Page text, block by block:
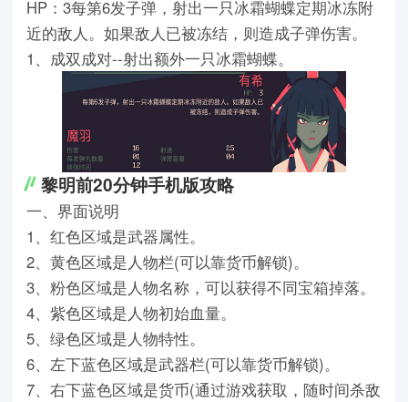
HP：3每第6发子弹，射出一只冰霜蝴蝶定期冰冻附
近的敌人。如果敌人已被冻结，则造成子弹伤害。
1、成双成对--射出额外一只冰霜蝴蝶。
黎明前20分钟手机版攻略
一、界面说明
1、红色区域是武器属性。
2、黄色区域是人物栏(可以靠货币解锁)。
3、粉色区域是人物名称，可以获得不同宝箱掉落。
4、紫色区域是人物初始血量。
5、绿色区域是人物特性。
6、左下蓝色区域是武器栏(可以靠货币解锁)。
7、右下蓝色区域是货币(通过游戏获取，随时间杀敌